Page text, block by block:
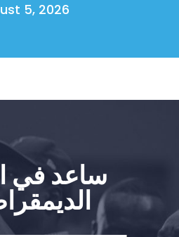
Shop
العمل
الصحافة
حفلتك
الإجراء
Vote
تبرع
5, 2026
ساعد في